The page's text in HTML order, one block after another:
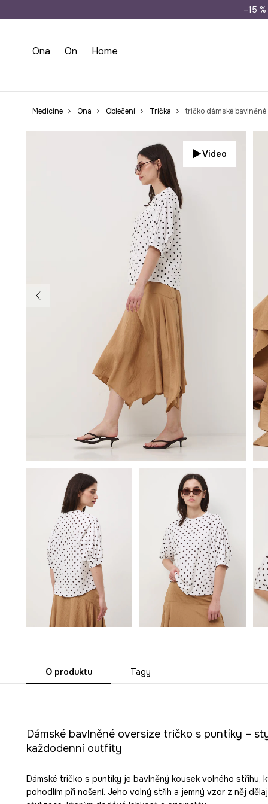
Doprava zdarma
–15
Ona On Home
Medicine Ona Oblečení Trička tričko dámské bavlněné
Video
O produktu Tagy
Dámské bavlněné oversize tričko s puntíky –
každodenní outfity
Dámské tričko s puntíky je bavlněný kousek volného střihu,
pohodlím při nošení. Jeho volný střih a jemný vzor z něj